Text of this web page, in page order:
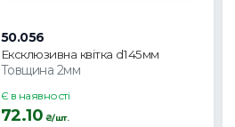
50.056
Ексклюзивна квітка d145мм
Товщина 2мм
Є в наявності
72.10 ₴/шт.